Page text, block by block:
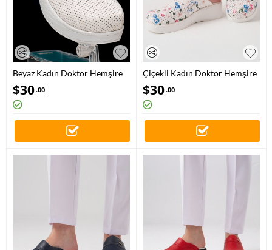
Beyaz Kadın Doktor Hemşire
Medikal Plus Prestij Desenli
Sabo Terlik
$30.00
Çiçekli Kadın Doktor Hemşire
Medikal Plus Prestij Desenli
Sabo Terlik
$30.00